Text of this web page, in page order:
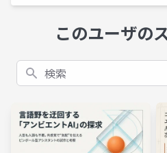
このユーザの
検索